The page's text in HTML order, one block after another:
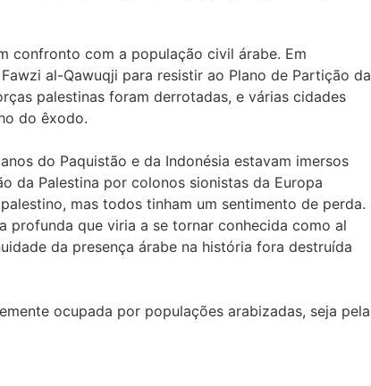
confronto com a população civil árabe. Em
al-Qawuqji para resistir ao Plano de Partição da
palestinas foram derrotadas, e várias cidades
do êxodo.
do Paquistão e da Indonésia estavam imersos
da Palestina por colonos sionistas da Europa
mas todos tinham um sentimento de perda.
profunda que viria a se tornar conhecida como al
da presença árabe na história fora destruída
ocupada por populações arabizadas, seja pela